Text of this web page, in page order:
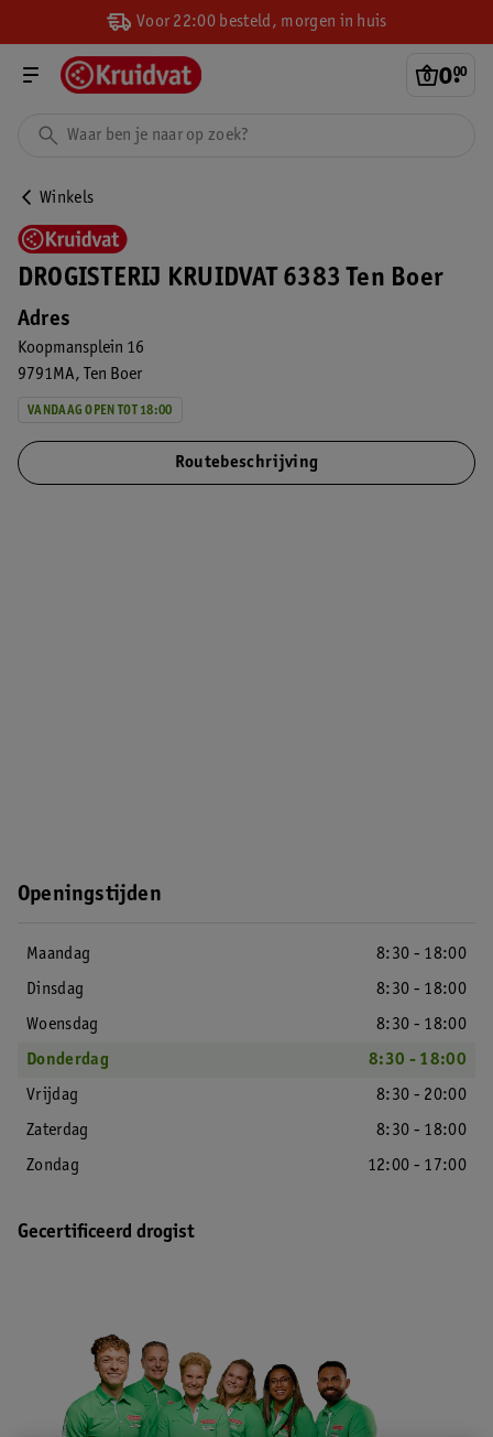
Voor 22:00 besteld, morgen in huis
0.
00
Winkels
DROGISTERIJ KRUIDVAT 6383 Ten Boer
Adres
Koopmansplein 16
9791MA
Ten Boer
VANDAAG OPEN TOT 18:00
Routebeschrijving
Openingstijden
Maandag
8:30 - 18:00
Dinsdag
8:30 - 18:00
Woensdag
8:30 - 18:00
Donderdag
8:30 - 18:00
Vrijdag
8:30 - 20:00
Zaterdag
8:30 - 18:00
Zondag
12:00 - 17:00
Gecertificeerd drogist